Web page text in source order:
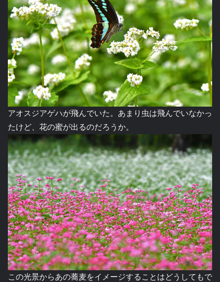
アオスジアゲハが飛んでいた。あまり虫は飛んでいなかっ
たけど、花の蜜が出るのだろうか。
この光景からあの蕎麦をイメージすることはどうしてもで